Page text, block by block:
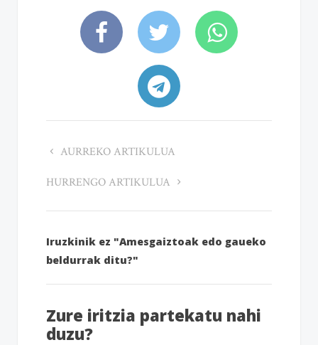
AURREKO ARTIKULUA
HURRENGO ARTIKULUA
Iruzkinik ez "Amesgaiztoak edo gaueko
beldurrak ditu?"
Zure iritzia partekatu nahi
duzu?